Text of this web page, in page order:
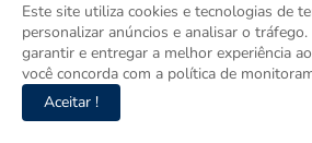
Este site utiliza cookies e tecnologias de
personalizar anúncios e analisar o
garantir e entregar a melhor experiência
você concorda com a política de
Aceitar !